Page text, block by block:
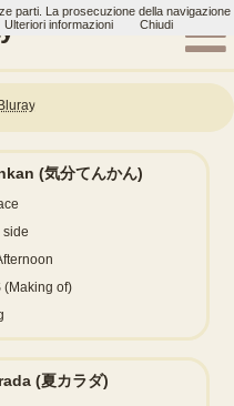
Bluray
(気分てんかん)
side
(Making of)
(夏カラダ)
parti. La prosecuzione della navigazione
Ulteriori informazioni Chiudi